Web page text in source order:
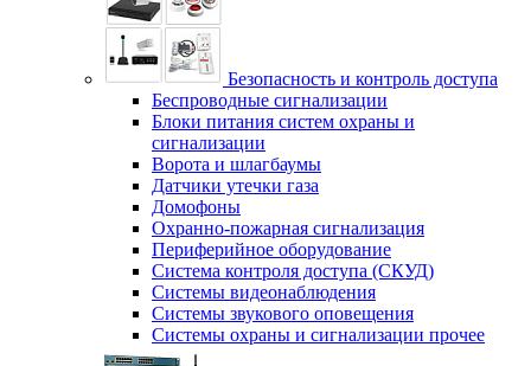
Безопасность и контроль доступа
Беспроводные сигнализации
Блоки питания систем охраны и
сигнализации
Ворота и шлагбаумы
Датчики утечки газа
Домофоны
Охранно-пожарная сигнализация
Периферийное оборудование
Система контроля доступа (СКУД)
Системы видеонаблюдения
Системы звукового оповещения
Системы охраны и сигнализации прочее